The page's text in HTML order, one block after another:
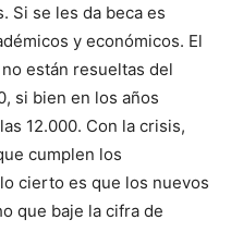
Si se les da beca es
y económicos. El
están resueltas del
si bien en los años
12.000. Con la crisis,
cumplen los
cierto es que los nuevos
que baje la cifra de